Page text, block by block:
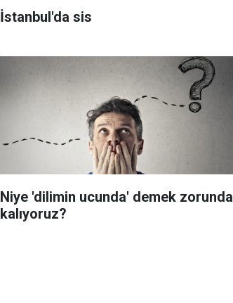
İstanbul'da sis
Niye 'dilimin ucunda' demek zorunda
kalıyoruz?